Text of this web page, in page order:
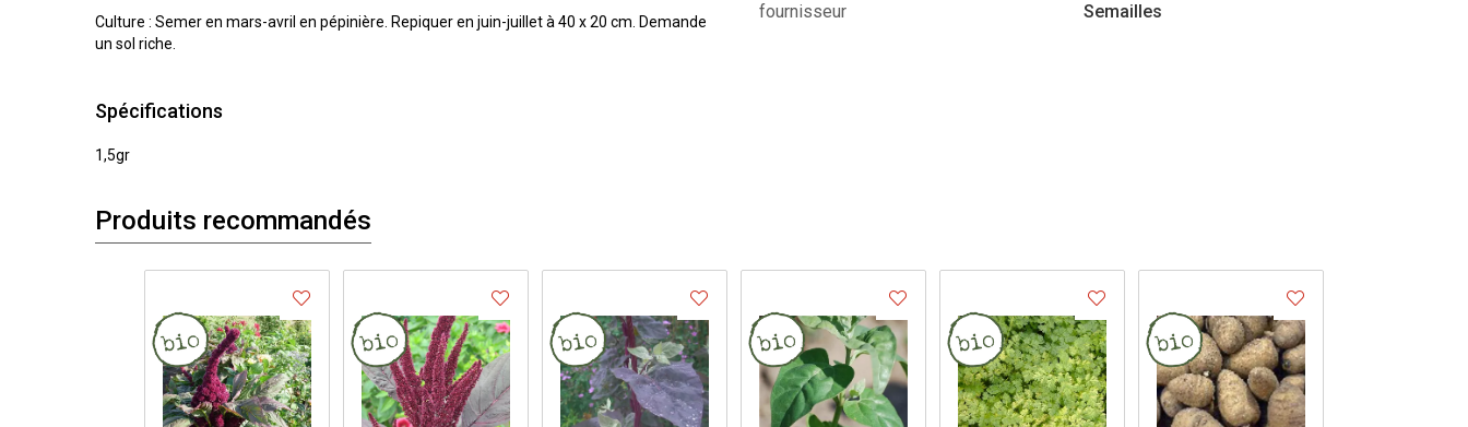
Culture : Semer en mars-avril en pépinière. Repiquer en juin-juillet à 40 x 20 cm. Demande
un sol riche.
Spécifications
1,5gr
fournisseur
Semailles
Produits recommandés